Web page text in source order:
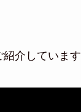
紹介しています